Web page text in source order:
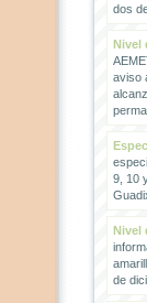
dos
Nivel
aviso
9, 10
Nivel
de